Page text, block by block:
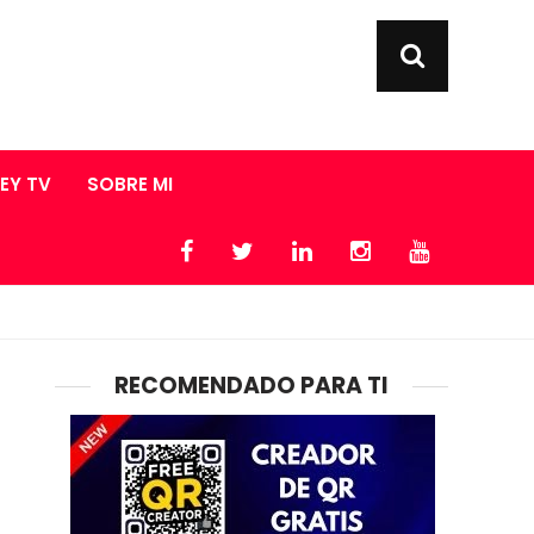
TV SOBRE MI
RECOMENDADO PARA TI